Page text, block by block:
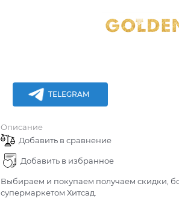
TELEGRAM
Описание
Добавить в сравнение
Добавить в избранное
Выбираем и покупаем получаем скидки,
супермаркетом Хитсад.